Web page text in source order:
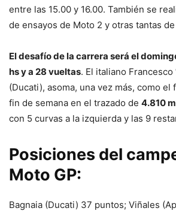
entre las 15.00 y 16.00. También se
de ensayos de Moto 2 y otras tantas
El desafío de la carrera será el
hs y a 28 vueltas. El italiano Francesco
(Ducati), asoma, una vez más, como
fin de semana en el trazado de 4.810
con 5 curvas a la izquierda y las 9
Posiciones del
Moto GP:
Bagnaia (Ducati) 37 puntos; Viñales